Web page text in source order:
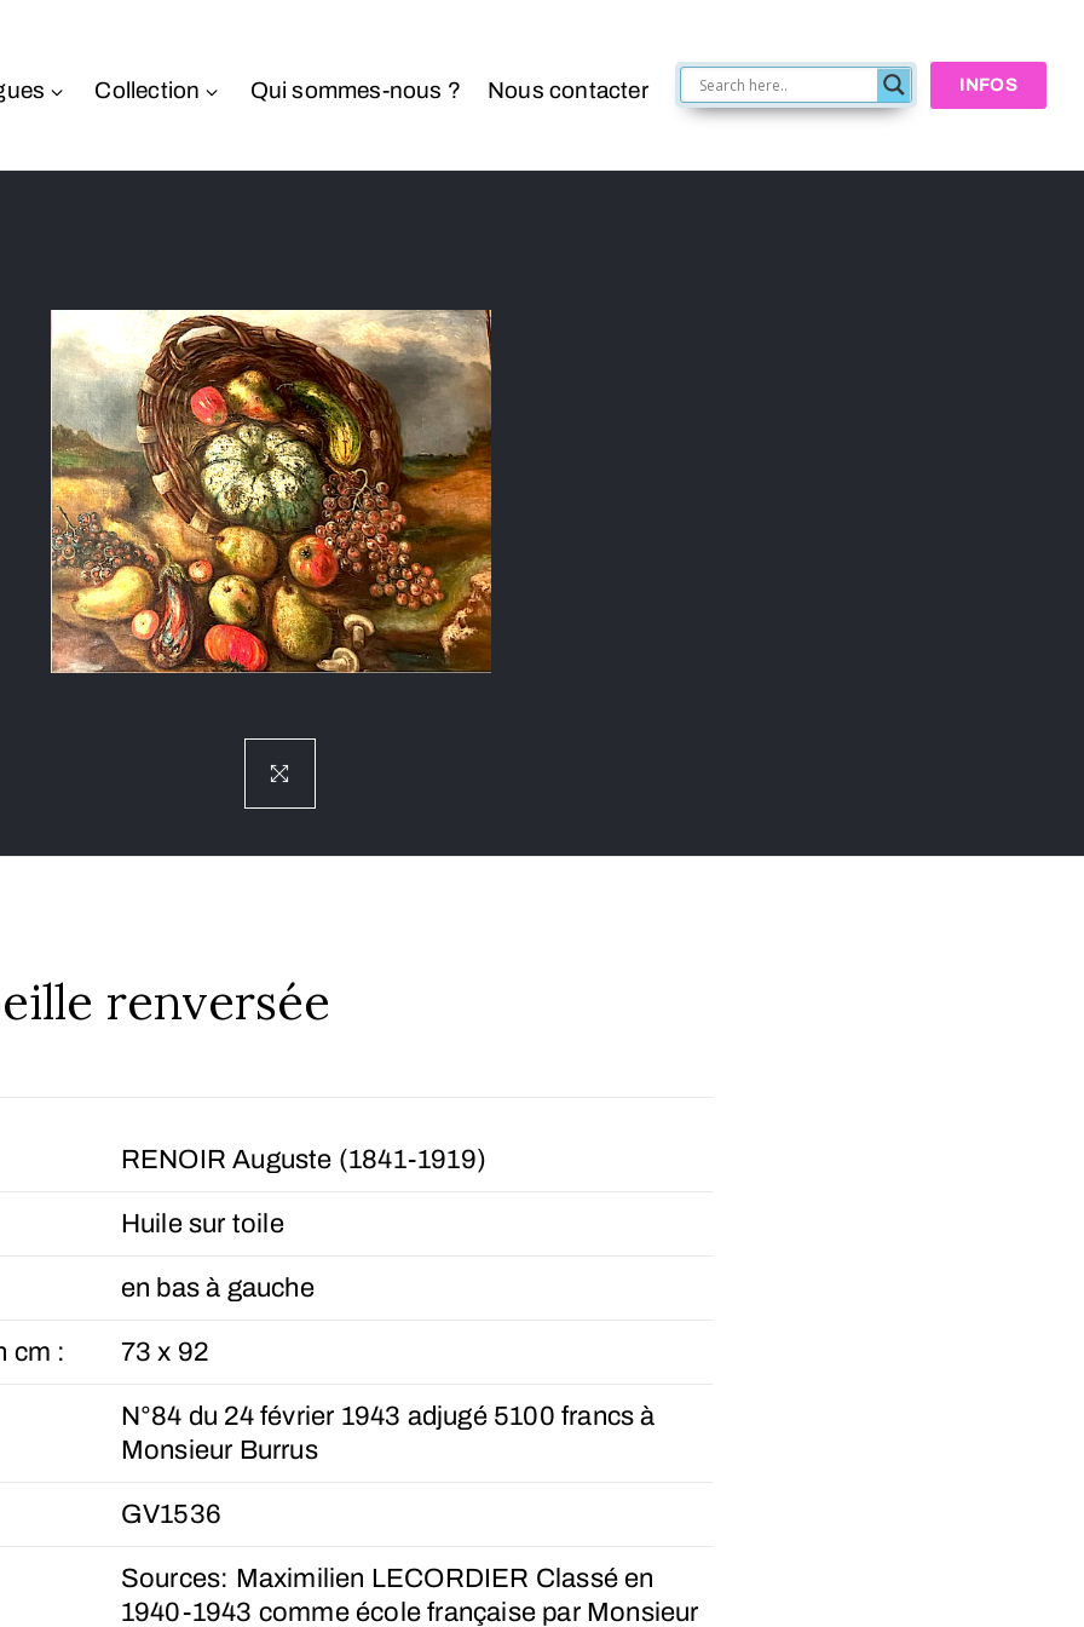
Collection Qui sommes-nous ? Nous contacter INFOS
renversée
RENOIR Auguste (1841-1919)
Huile sur toile
en bas à gauche
cm : 73 x 92
N°84 du 24 février 1943 adjugé 5100 francs à
Monsieur Burrus
GV1536
Sources: Maximilien LECORDIER Classé en
1940-1943 comme école française par Monsieur